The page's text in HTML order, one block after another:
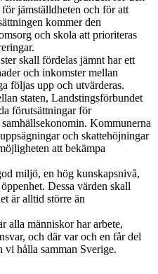
jämställdheten och för att
kommer den
och skola att prioriteras
skall fördelas jämnt har ett
och inkomster mellan
följas upp och utvärderas.
staten, Landstingsförbundet
förutsättningar för
Kommunerna
och skattehöjningar
att bekämpa
miljö, en hög kunskapsnivå,
Dessa värden skall
är alltid större än
alla människor har arbete,
och där var och en får del
hålla samman Sverige.